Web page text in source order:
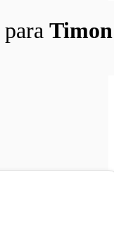
para Timon